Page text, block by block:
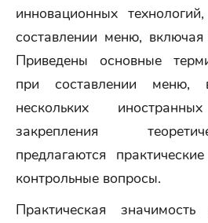
инновационных
составлении меню,
Приведены основные
при составлении
нескольких
закрепления
предлагаются
контрольные вопросы.
Практическая